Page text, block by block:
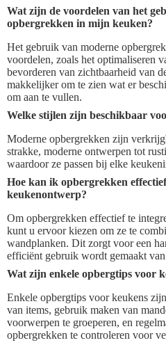
Wat zijn de voordelen van het
opbergrekken in mijn keuken?
Het gebruik van moderne
voordelen, zoals het optimaliseren
bevorderen van zichtbaarheid van
makkelijker om te zien wat er
om aan te vullen.
Welke stijlen zijn beschikbaar
Moderne opbergrekken zijn
strakke, moderne ontwerpen tot
waardoor ze passen bij elke
Hoe kan ik opbergrekken
keukenontwerp?
Om opbergrekken effectief te
kunt u ervoor kiezen om ze te
wandplanken. Dit zorgt voor een
efficiënt gebruik wordt gemaakt
Wat zijn enkele opbergtips voor
Enkele opbergtips voor keukens
van items, gebruik maken van
voorwerpen te groeperen, en
opbergrekken te controleren voor